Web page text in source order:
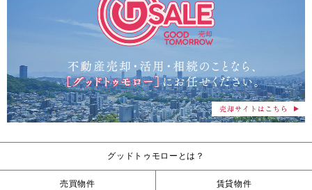
グッドトゥモローとは？
売買物件 賃貸物件